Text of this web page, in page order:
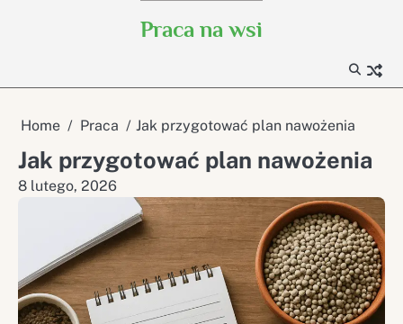
Praca na wsi
Home Praca Jak przygotować plan nawożenia
Jak przygotować plan nawożenia
8 lutego, 2026